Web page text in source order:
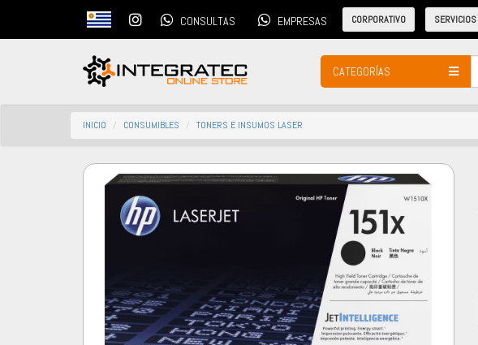
CONSULTAS EMPRESAS CORPORATIVO SERVICIOS
CATEGORÍAS
INICIO CONSUMIBLES TONERS E INSUMOS LASER